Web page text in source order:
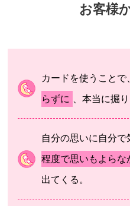
お客様
カードを使うことで
らずに 、本当に掘
自分の思いに自分で
程度で思いもよらな
出てくる。